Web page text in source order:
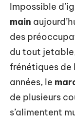
Impossible
main
des
du tout
frénétiques de
années, le
de plusieurs
s’alimentent